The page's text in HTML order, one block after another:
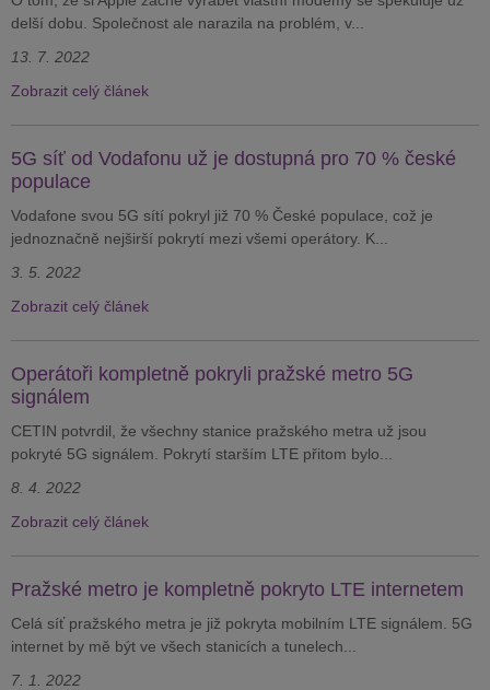
delší dobu. Společnost ale narazila na problém, v...
13. 7. 2022
Zobrazit celý článek
5G síť od Vodafonu už je dostupná pro 70 % české
populace
Vodafone svou 5G sítí pokryl již 70 % České populace, což je
jednoznačně nejširší pokrytí mezi všemi operátory. K...
3. 5. 2022
Zobrazit celý článek
Operátoři kompletně pokryli pražské metro 5G
signálem
CETIN potvrdil, že všechny stanice pražského metra už jsou
pokryté 5G signálem. Pokrytí starším LTE přitom bylo...
8. 4. 2022
Zobrazit celý článek
Pražské metro je kompletně pokryto LTE internetem
Celá síť pražského metra je již pokryta mobilním LTE signálem. 5G
internet by mě být ve všech stanicích a tunelech...
7. 1. 2022